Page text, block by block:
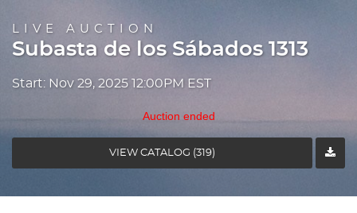
LIVE AUCTION
Subasta de los Sábados 1313
Start: Nov 29, 2025 12:00PM EST
Auction ended
VIEW CATALOG (319)